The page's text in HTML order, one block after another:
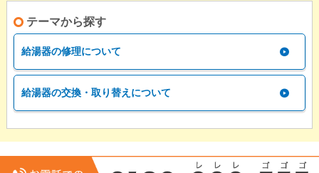
テーマから探す
給湯器の修理について
給湯器の交換・取り替えについて